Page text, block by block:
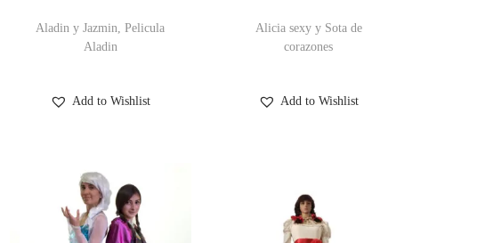
Aladin y Jazmin, Pelicula
Aladin
Add to Wishlist
Alicia sexy y Sota de
corazones
Add to Wishlist